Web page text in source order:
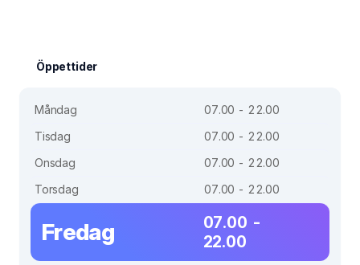
Öppettider
Måndag
07.00 - 22.00
Tisdag
07.00 - 22.00
Onsdag
07.00 - 22.00
Torsdag
07.00 - 22.00
Fredag
07.00 -
22.00